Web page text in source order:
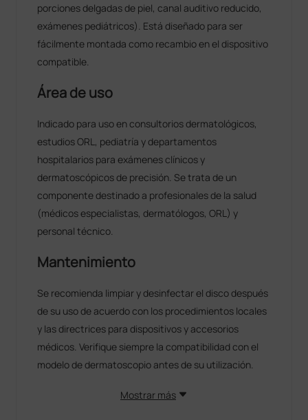
porciones delgadas de piel, canal auditivo reducido,
exámenes pediátricos). Está diseñado para ser
fácilmente montada como recambio en el dispositivo
compatible.
Área de uso
Indicado para uso en consultorios dermatológicos,
estudios ORL, pediatría y departamentos
hospitalarios para exámenes clínicos y
dermatoscópicos de precisión. Se trata de un
componente destinado a profesionales de la salud
(médicos especialistas, dermatólogos, ORL) y
personal técnico.
Mantenimiento
Se recomienda limpiar y desinfectar el disco después
de su uso de acuerdo con los procedimientos locales
y las directrices para dispositivos y accesorios
médicos. Verifique siempre la compatibilidad con el
modelo de dermatoscopio antes de su utilización.
Mostrar más